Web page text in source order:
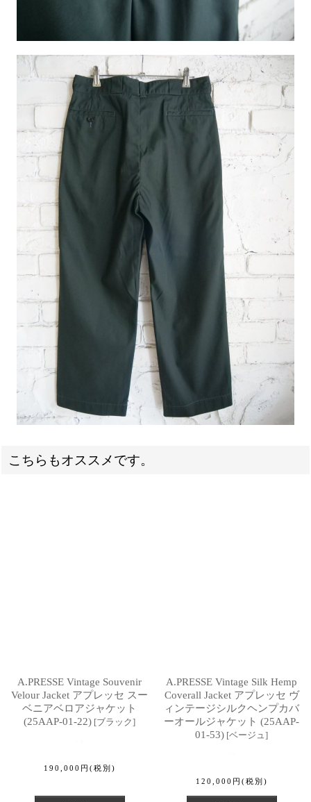
こちらもオススメです。
A.PRESSE Vintage Souvenir
Velour Jacket アプレッセ スー
ベニアベロアジャケット
(25AAP-01-22) [ブラック]
190,000 円 (税別)
A.PRESSE Vintage Silk Hemp
Coverall Jacket アプレッセ ヴ
ィンテージシルクヘンプカバ
ーオールジャケット (25AAP-
01-53) [ベージュ ]
120,000 円 (税別)